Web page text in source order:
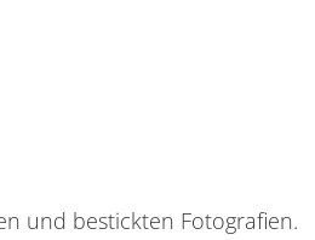
und bestickten Fotografien.